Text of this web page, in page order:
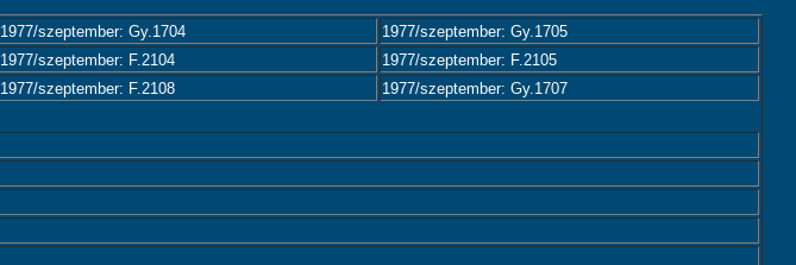
1977/szeptember: Gy.1704
1977/szeptember: Gy.1705
1977/szeptember: F.2104
1977/szeptember: F.2105
1977/szeptember: F.2108
1977/szeptember: Gy.1707